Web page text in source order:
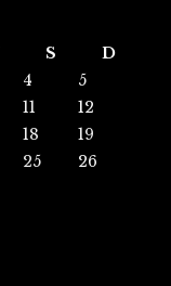
S
D
4
5
11
12
18
19
25
26